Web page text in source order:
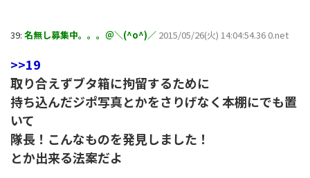
39: 名無し募集中。。。＠＼(^o^)／ 2015/05/26(火) 14:04:54.36 0.net
>>19
取り合えずブタ箱に拘留するために
持ち込んだジポ写真とかをさりげなく本棚にでも置
いて
隊長！こんなものを発見しました！
とか出来る法案だよ